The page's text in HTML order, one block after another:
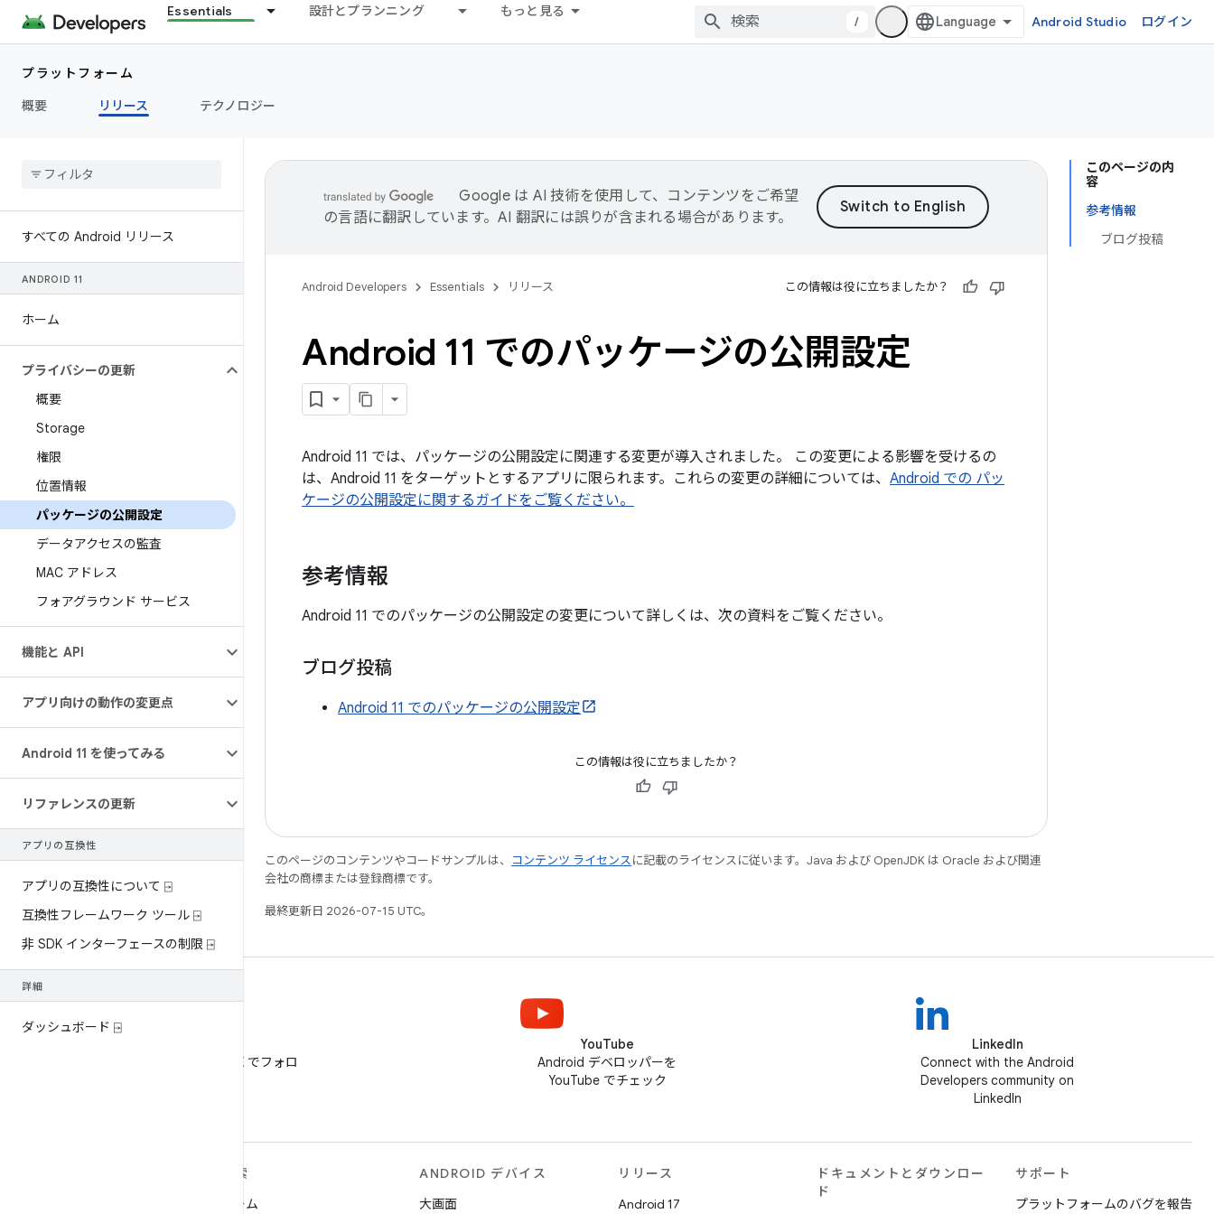
Essentials 設計とプランニング もっと見る
/ Android Studio ログイン
プラットフォーム
概要
リリース テクノロジー
すべての Android リリース
ANDROID 11
ホーム
プライバシーの更新
概要
Storage
権限
位置情報
パッケージの公開設定
データアクセスの監査
MAC アドレス
フォアグラウンド サービス
機能と API
アプリ向けの動作の変更点
Android 11 を使ってみる
リファレンスの更新
アプリの互換性
アプリの互換性について ⍈
互換性フレームワーク ツール ⍈
非 SDK インターフェースの制限 ⍈
詳細
ダッシュボード ⍈
このページの内
容
参考情報
ブログ投稿
Google は AI 技術を使用して、コンテンツをご希望
の言語に翻訳しています。AI 翻訳には誤りが含まれる場合があります。
Android Developers Essentials リリース この情報は役に立ちましたか？
Android 11 でのパッケージの公開設定
Android 11 では、パッケージの公開設定に関連する変更が導入されました。 この変更による影響を受けるの
は、Android 11 をターゲットとするアプリに限られます。これらの変更の詳細については、 Android での パッ
ケージの公開設定に関するガイドをご覧ください。
参考情報
Android 11 でのパッケージの公開設定の変更について詳しくは、次の資料をご覧ください。
ブログ投稿
Android 11 でのパッケージの公開設定
この情報は役に立ちましたか？
このページのコンテンツやコードサンプルは、 コンテンツ ライセンスに記載のライセンスに従います。Java および OpenJDK は Oracle および関連
会社の商標または登録商標です。
最終更新日 2026-07-15 UTC。
@AndroidDev を X でフォロ
YouTube
Android デベロッパーを
YouTube でチェック
LinkedIn
Connect with the Android
Developers community on
LinkedIn
探索
ゲーム
ANDROID デバイス
大画面
リリース
Android 17
ドキュメントとダウンロー
ド
サポート
プラットフォームのバグを報告